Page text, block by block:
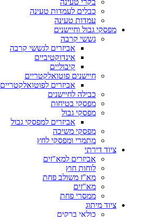
בקרי טעינה
כבלים לעמדות טעינה
עמדות טעינה
מפסקי גבול וחיישנים
גששי קרבה
אביזרים לגששי קרבה
אינדוקטיביים
קיבוליים
חיישנים פוטואלקטריים
אביזרים לפוטואלקטריים
כבילה לחיישנים
מפסקי בטיחות
מפסקי גבול
אביזרים למפסקי גבול
מפסקי משיכה
מתמרי ומפסקי לחץ
ציוד דירתי
אביזרים למא"זים
לוחות חוץ
מא"ז משולב פחת
מא"זים
ממסרי פחת
ציוד מיתוג
כולאי ברקים